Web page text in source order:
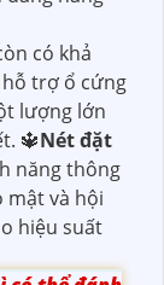
có khả
trợ ổ cứng
lượng lớn
🔱Nét đặt
năng thông
mật và hội
hiệu suất